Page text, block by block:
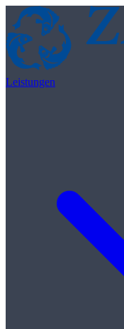
Skip to content
Leistungen